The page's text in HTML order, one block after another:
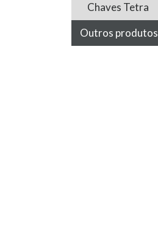
Chaves Tetra
Outros produtos